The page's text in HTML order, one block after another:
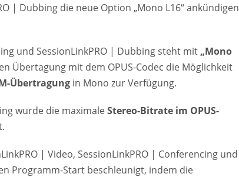
| Dubbing die neue Option „Mono L16“ ankündigen
und SessionLinkPRO | Dubbing steht mit „Mono
Übertagung mit dem OPUS-Codec die Möglichkeit
Übertragung in Mono zur Verfügung.
wurde die maximaleStereo-Bitrate im OPUS-
| Video, SessionLinkPRO | Conferencing und
Programm-Start beschleunigt, indem die